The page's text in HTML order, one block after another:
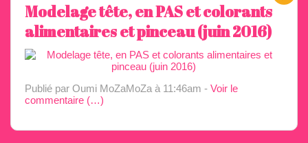
Modelage tête, en PAS et colorants
alimentaires et pinceau (juin 2016)
Publié par Oumi MoZaMoZa à 11:46am - Voir le
commentaire (…)